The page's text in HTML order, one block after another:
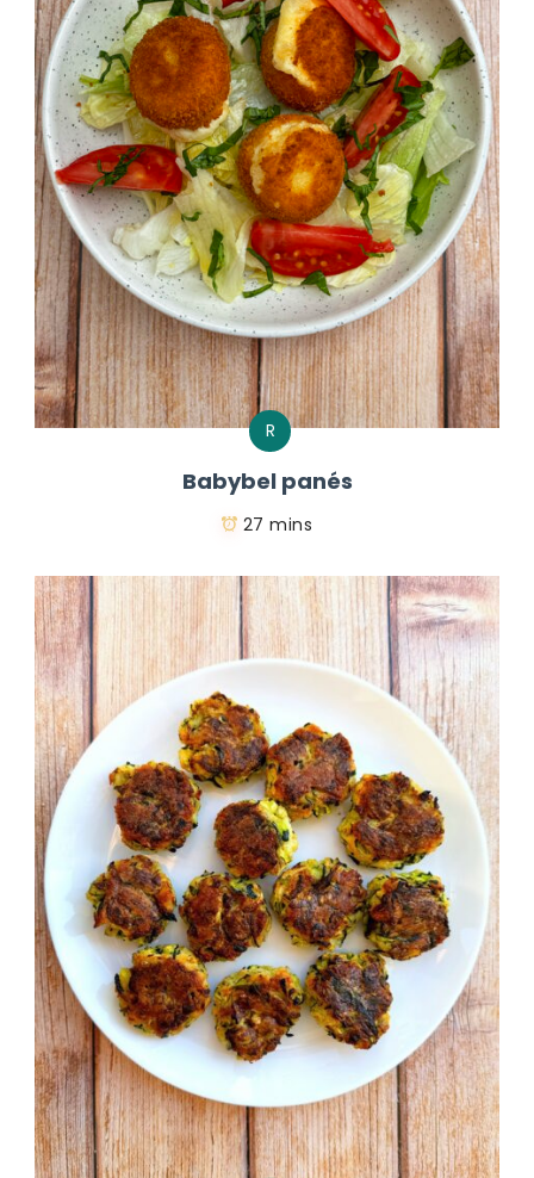
R
Babybel panés
27 mins